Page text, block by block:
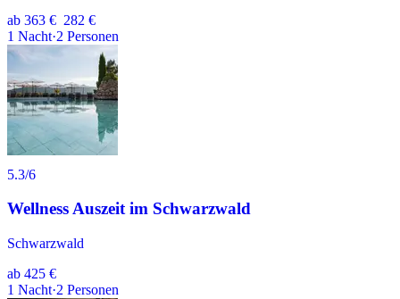
ab 363 € 282 €
1 Nacht·2 Personen
5.3/6
Wellness Auszeit im Schwarzwald
Schwarzwald
ab 425 €
1 Nacht·2 Personen